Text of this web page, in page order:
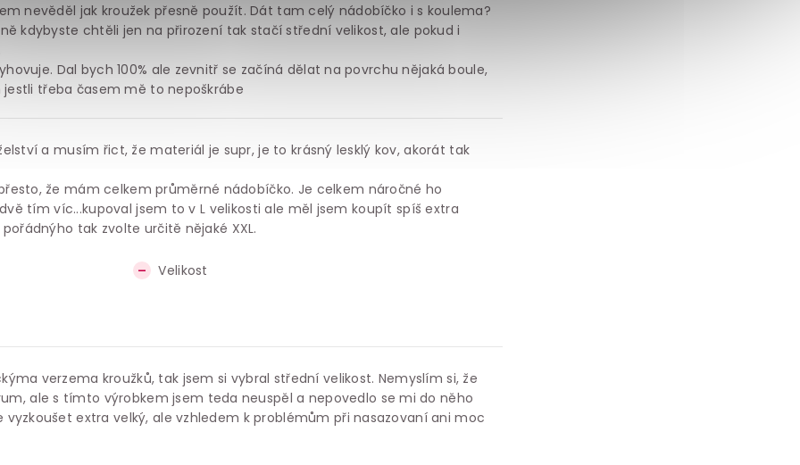
nevěděl jak kroužek přesně použít. Dát tam celý nádobíčko i s koulema?
kdybyste chtěli jen na přirození tak stačí střední velikost, ale pokud i
Dal bych 100% ale zevnitř se začíná dělat na povrchu nějaká boule,
třeba časem mě to nepoškrábe
a musím řict, že materiál je supr, je to krásný lesklý kov, akorát tak
že mám celkem průměrné nádobíčko. Je celkem náročné ho
tím víc...kupoval jsem to v L velikosti ale měl jsem koupít spíš extra
tak zvolte určitě nějaké XXL.
Velikost
verzema kroužků, tak jsem si vybral střední velikost. Nemyslím si, že
ale s tímto výrobkem jsem teda neuspěl a nepovedlo se mi do něho
extra velký, ale vzhledem k problémům při nasazovaní ani moc